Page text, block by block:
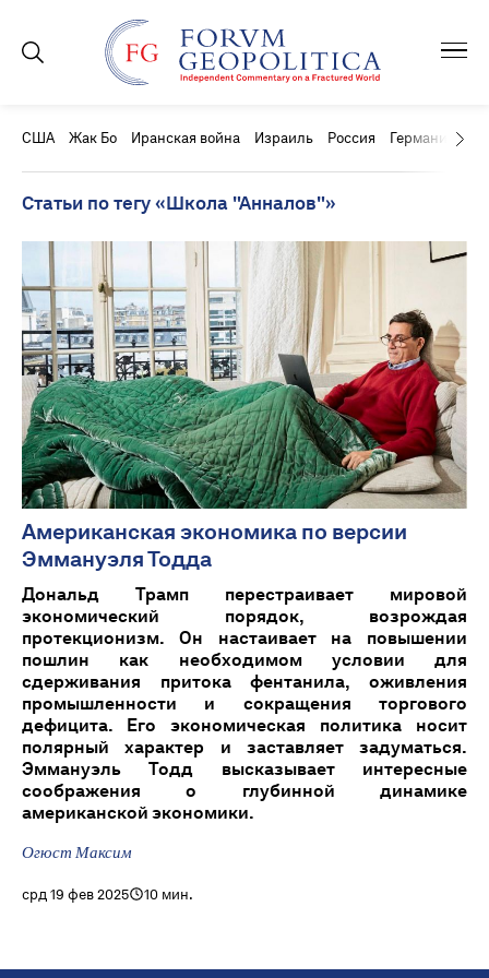
США Жак Бо Иранская война Израиль Россия Германия
Статьи по тегу «Школа "Анналов"»
Американская экономика по версии
Эммануэля Тодда
Дональд Трамп перестраивает мировой
экономический порядок, возрождая
протекционизм. Он настаивает на повышении
пошлин как необходимом условии для
сдерживания притока фентанила, оживления
промышленности и сокращения торгового
дефицита. Его экономическая политика носит
полярный характер и заставляет задуматься.
Эммануэль Тодд высказывает интересные
соображения о глубинной динамике
американской экономики.
Огюст Максим
срд 19 фев 2025 10 мин.